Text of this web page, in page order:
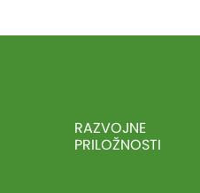
RAZVOJNE
PRILOŽNOSTI